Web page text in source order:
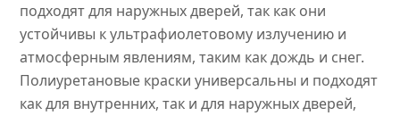
подходят для наружных дверей, так как они
устойчивы к ультрафиолетовому излучению и
атмосферным явлениям, таким как дождь и снег.
Полиуретановые краски универсальны и подходят
как для внутренних, так и для наружных дверей,